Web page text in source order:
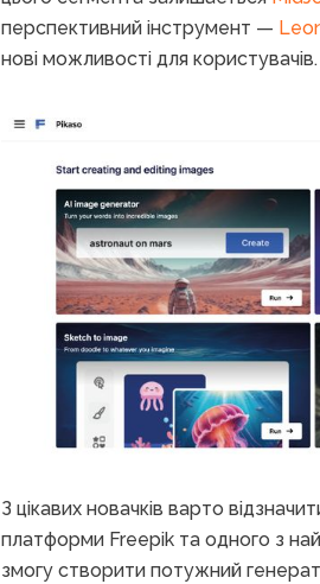
перспективний інструмент —
нові можливості для користувачів.
З цікавих новачків варто
платформи Freepik та одного з
змогу створити потужний